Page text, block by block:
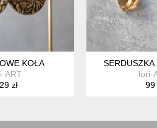
KOŁA
ART
zł
SERDUSZKA
lori-
99